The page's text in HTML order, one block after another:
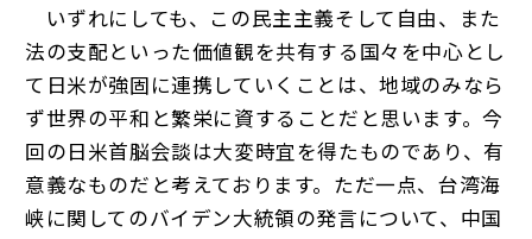
いずれにしても、この民主主義そして自由、また
法の支配といった価値観を共有する国々を中心とし
て日米が強固に連携していくことは、地域のみなら
ず世界の平和と繁栄に資することだと思います。今
回の日米首脳会談は大変時宜を得たものであり、有
意義なものだと考えております。ただ一点、台湾海
峡に関してのバイデン大統領の発言について、中国